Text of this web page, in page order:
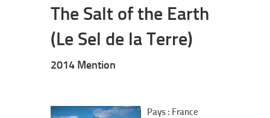
The Salt of the Earth
(Le Sel de la Terre)
2014 Mention
Pays : France